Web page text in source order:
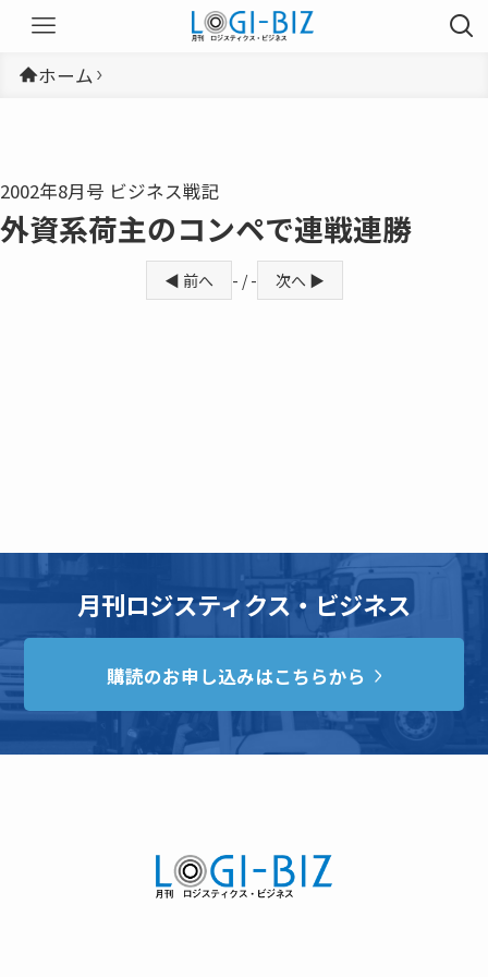
ホーム
2002年8月号 ビジネス戦記
外資系荷主のコンペで連戦連勝
◀ 前へ - / - 次へ ▶
月刊ロジスティクス・ビジネス
購読のお申し込みはこちらから